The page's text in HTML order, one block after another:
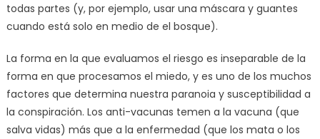
todas partes (y, por ejemplo, usar una máscara y guantes
cuando está solo en medio de el bosque).
La forma en la que evaluamos el riesgo es inseparable de la
forma en que procesamos el miedo, y es uno de los muchos
factores que determina nuestra paranoia y susceptibilidad a
la conspiración. Los anti-vacunas temen a la vacuna (que
salva vidas) más que a la enfermedad (que los mata o los